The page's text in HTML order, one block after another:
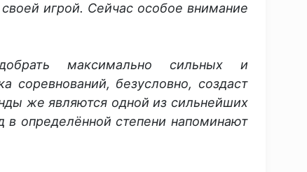
игрой. Сейчас особое внимание
максимально сильных и
соревнований, безусловно, создаст
же являются одной из сильнейших
определённой степени напоминают